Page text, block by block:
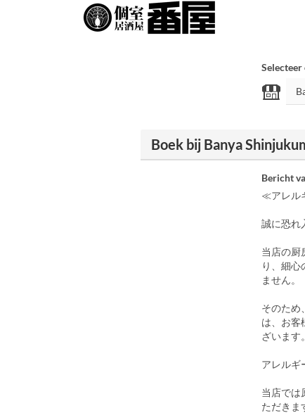
Selecteer
Boek bij Banya
Bericht
≪アレル
誠に恐れ
当店の厨
り、細
ません。
そのため
は、お客
ざいます。
アレルギ
当店では
ただきま